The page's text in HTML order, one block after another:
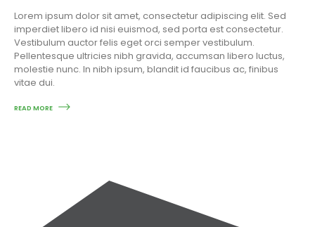
Lorem ipsum dolor sit amet, consectetur adipiscing elit. Sed
imperdiet libero id nisi euismod, sed porta est consectetur.
Vestibulum auctor felis eget orci semper vestibulum.
Pellentesque ultricies nibh gravida, accumsan libero luctus,
molestie nunc. In nibh ipsum, blandit id faucibus ac, finibus
vitae dui.
READ MORE